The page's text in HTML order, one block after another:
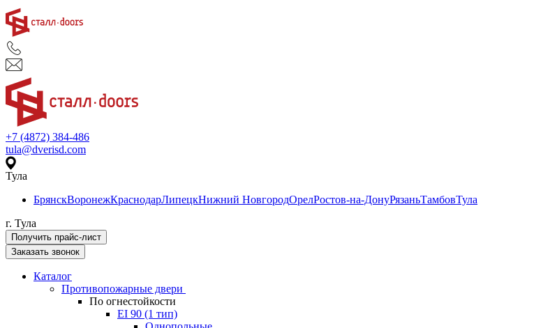
+7 (4872) 384-486
tula@dverisd.com
Тула
БрянскВоронежКраснодарЛипецкНижний НовгородОрелРостов-на-ДонуРязаньТамбовТула
г. Тула
Получить прайс-лист
Заказать звонок
Каталог
Противопожарные двери
По огнестойкости
EI 90 (1 тип)